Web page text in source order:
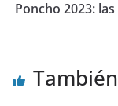
Poncho 2023: